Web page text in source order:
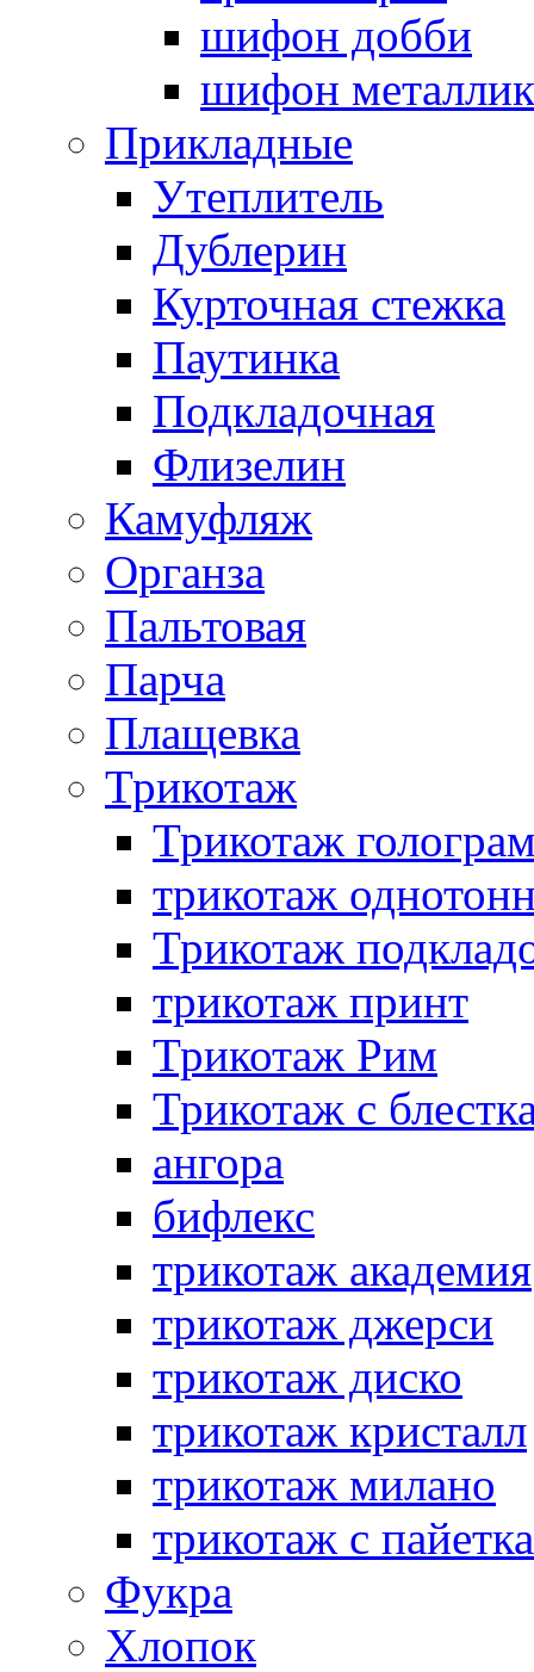
шифон добби
шифон металлик
Прикладные
Утеплитель
Дублерин
Курточная стежка
Паутинка
Подкладочная
Флизелин
Камуфляж
Органза
Пальтовая
Парча
Плащевка
Трикотаж
Трикотаж
трикотаж
Трикотаж
трикотаж принт
Трикотаж Рим
Трикотаж с
ангора
бифлекс
трикотаж академия
трикотаж джерси
трикотаж диско
трикотаж кристалл
трикотаж милано
трикотаж с
Фукра
Хлопок